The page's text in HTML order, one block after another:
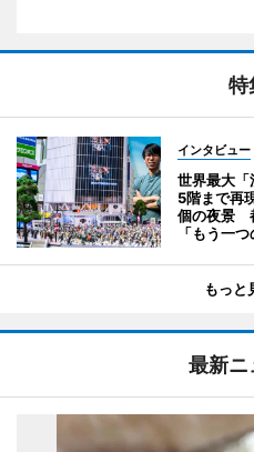
特
インタビュー
世界最大
5階まで再
個の夜景
「もう一つ
もっと
最新ニ